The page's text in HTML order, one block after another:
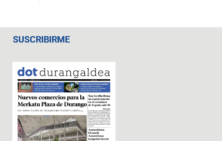
SUSCRIBIRME